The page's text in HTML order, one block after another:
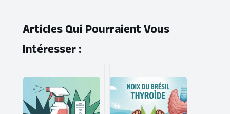
Articles Qui Pourraient Vous
Intéresser :